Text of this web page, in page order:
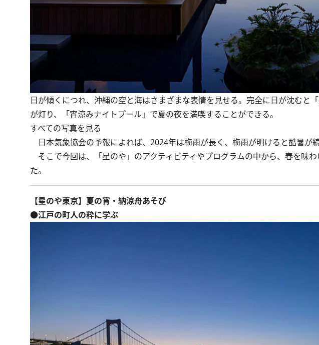
日が傾くにつれ、沖縄の空と海はさまざまな表情を見せる。完全に日が沈むと
が灯り、「宵涼みナイトプール」で夏の夜を満喫することができる。
すべての写真を見る
日本気象協会の予報によれば、2024年は梅雨が長く、梅雨が明けると酷暑が続
そこで今回は、「星のや」のアクティビティやプログラムの中から、春を味
た。
【星のや東京】夏の宵・納涼舟あそび
●江戸の町人の粋に学ぶ